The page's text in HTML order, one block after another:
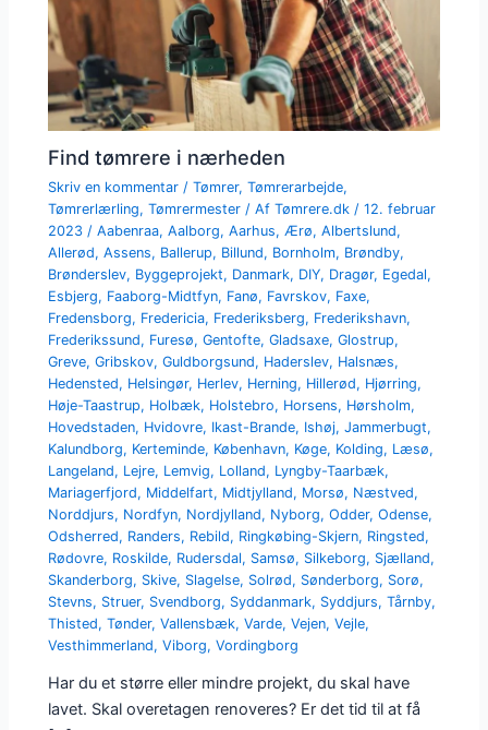
Find tømrere i nærheden
Skriv en kommentar /Tømrer,Tømrerarbejde,
Tømrerlærling,Tømrermester / AfTømrere.dk /12. februar
2023 /Aabenraa,Aalborg,Aarhus, Ærø,Albertslund,
Allerød,Assens, Ballerup, Billund, Bornholm, Brøndby,
Brønderslev, Byggeprojekt, Danmark, DIY, Dragør, Egedal,
Esbjerg, Faaborg-Midtfyn, Fanø, Favrskov, Faxe,
Fredensborg, Fredericia, Frederiksberg, Frederikshavn,
Frederikssund, Furesø,Gentofte,Gladsaxe,Glostrup,
Greve,Gribskov,Guldborgsund, Haderslev, Halsnæs,
Hedensted, Helsingør, Herlev, Herning, Hillerød, Hjørring,
Høje-Taastrup, Holbæk, Holstebro, Horsens, Hørsholm,
Hovedstaden, Hvidovre, Ikast-Brande, Ishøj,Jammerbugt,
Kalundborg, Kerteminde, København, Køge, Kolding, Læsø,
Langeland, Lejre, Lemvig, Lolland, Lyngby-Taarbæk,
Mariagerfjord, Middelfart, Midtjylland, Morsø, Næstved,
Norddjurs, Nordfyn, Nordjylland, Nyborg,Odder,Odense,
Odsherred, Randers, Rebild, Ringkøbing-Skjern, Ringsted,
Rødovre, Roskilde, Rudersdal, Samsø, Silkeborg, Sjælland,
Skanderborg, Skive, Slagelse, Solrød, Sønderborg, Sorø,
Stevns, Struer, Svendborg, Syddanmark, Syddjurs,Tårnby,
Thisted,Tønder,Vallensbæk,Varde,Vejen,Vejle,
Vesthimmerland,Viborg,Vordingborg
Har du et større eller mindre projekt, du skal have
lavet. Skal overetagen renoveres? Er det tid til at få